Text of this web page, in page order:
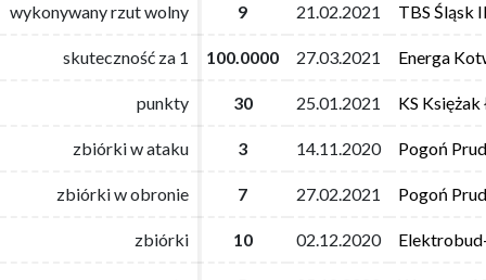
wykonywany rzut wolny 9 21.02.2021 TBS Śląsk
skuteczność za 1 100.0000 27.03.2021 Energa
punkty 30 25.01.2021 KS
zbiórki w ataku 3 14.11.2020 Pogoń
zbiórki w obronie 7 27.02.2021 Pogoń
zbiórki 10 02.12.2020
wykonywany rzut wolny 9 21.02.2021 TBS Śląsk
skuteczność za 1 100.0000 27.03.2021 Energa
punkty 30 25.01.2021 KS
zbiórki w ataku 3 14.11.2020 Pogoń
zbiórki w obronie 7 27.02.2021 Pogoń
zbiórki 10 02.12.2020